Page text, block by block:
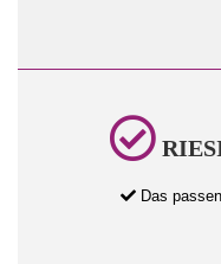
Das